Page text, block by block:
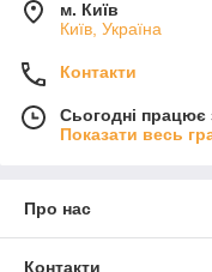
м. Київ
Київ, Україна
Контакти
Сьогодні працює
Показати весь
Про нас
Контакти